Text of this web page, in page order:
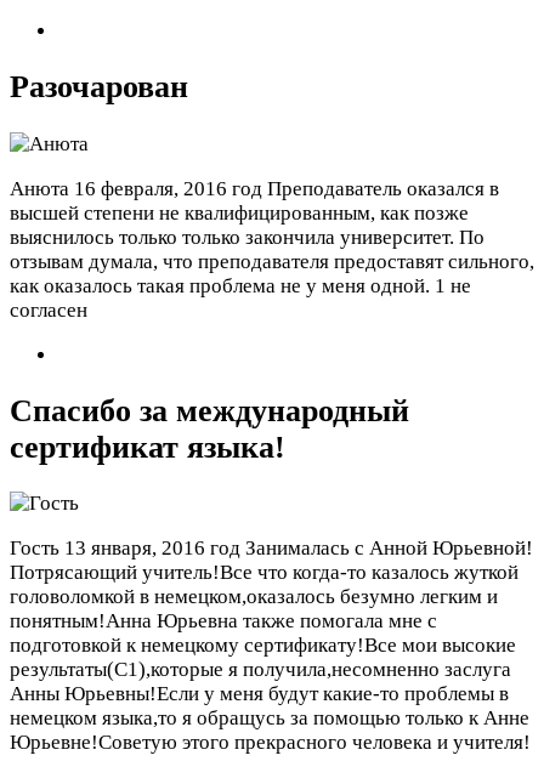
Разочарован
Анюта 16 февраля, 2016 год Преподаватель оказался в
высшей степени не квалифицированным, как позже
выяснилось только только закончила университет. По
отзывам думала, что преподавателя предоставят сильного,
как оказалось такая проблема не у меня одной. 1 не
согласен
Спасибо за международный
сертификат языка!
Гость 13 января, 2016 год Занималась с Анной Юрьевной!
Потрясающий учитель!Все что когда-то казалось жуткой
головоломкой в немецком,оказалось безумно легким и
понятным!Анна Юрьевна также помогала мне с
подготовкой к немецкому сертификату!Все мои высокие
результаты(C1),которые я получила,несомненно заслуга
Анны Юрьевны!Если у меня будут какие-то проблемы в
немецком языка,то я обращусь за помощью только к Анне
Юрьевне!Советую этого прекрасного человека и учителя!